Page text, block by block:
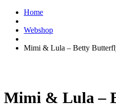
Home
Webshop
Mimi & Lula – Betty
Mimi & Lula –